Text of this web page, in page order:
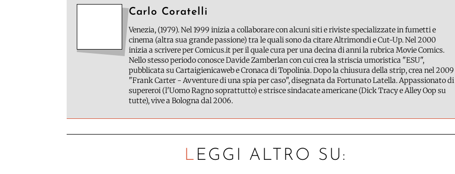
Carlo Coratelli
Venezia, (1979). Nel 1999 inizia a collaborare con alcuni siti e riviste specializzate in fumetti e
cinema (altra sua grande passione) tra le quali sono da citare Altrimondi e Cut-Up. Nel 2000
inizia a scrivere per Comicus.it per il quale cura per una decina di anni la rubrica Movie Comics.
Nello stesso periodo conosce Davide Zamberlan con cui crea la striscia umoristica "ESU",
pubblicata su Cartaigienicaweb e Cronaca di Topolinia. Dopo la chiusura della strip, crea nel 2009
"Frank Carter - Avventure di una spia per caso", disegnata da Fortunato Latella. Appassionato di
supereroi (l'Uomo Ragno soprattutto) e strisce sindacate americane (Dick Tracy e Alley Oop su
tutte), vive a Bologna dal 2006.
LEGGI ALTRO SU: